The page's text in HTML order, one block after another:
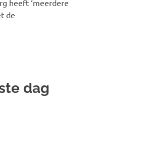
heeft ‘meerdere
de
dag